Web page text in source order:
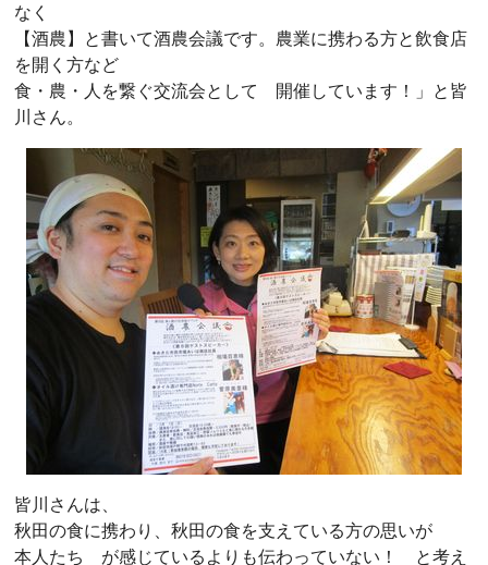
なく
【酒農】と書いて酒農会議です。農業に携わる方と飲食店
を開く方など
食・農・人を繋ぐ交流会として 開催しています！」と皆
川さん。
皆川さんは、
秋田の食に携わり、秋田の食を支えている方の思いが
本人たち が感じているよりも伝わっていない！ と考え